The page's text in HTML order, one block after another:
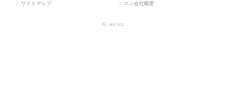
サイトマップ エン会社概要
© en Inc.